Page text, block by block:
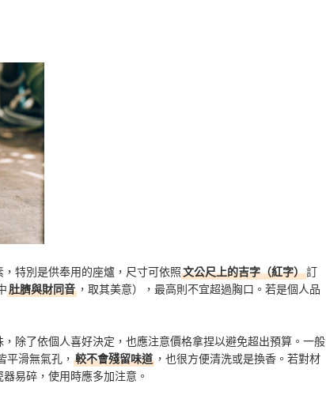
特別是供奉用的座爐，尺寸可依照文公尺上的吉字（紅字）訂
肚臍與財同音 ，取其美意），最高則不宜超過胸口。若是個人品
除了依個人喜好決定，也應注意價格拿捏以避免超出預算。一般
平滑無氣孔， 較不會殘留味道 ，也很方便清洗或是換香。若對材
易碎，使用時應多加注意。